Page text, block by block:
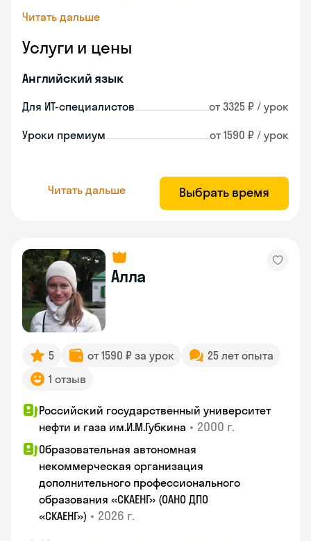
Читать дальше
Услуги и цены
Английский язык
Для ИТ-специалистов от 3325 ₽ / урок
Уроки премиум от 1590 ₽ / урок
Читать дальше Выбрать время
Алла
5 от 1590 ₽ за урок
25 лет опыта
1 отзыв
Российский государственный университет
нефти и газа им.И.М.Губкина • 2000 г.
Образовательная автономная
некоммерческая организация
дополнительного профессионального
образования «СКАЕНГ» (ОАНО ДПО
«СКАЕНГ») • 2026 г.